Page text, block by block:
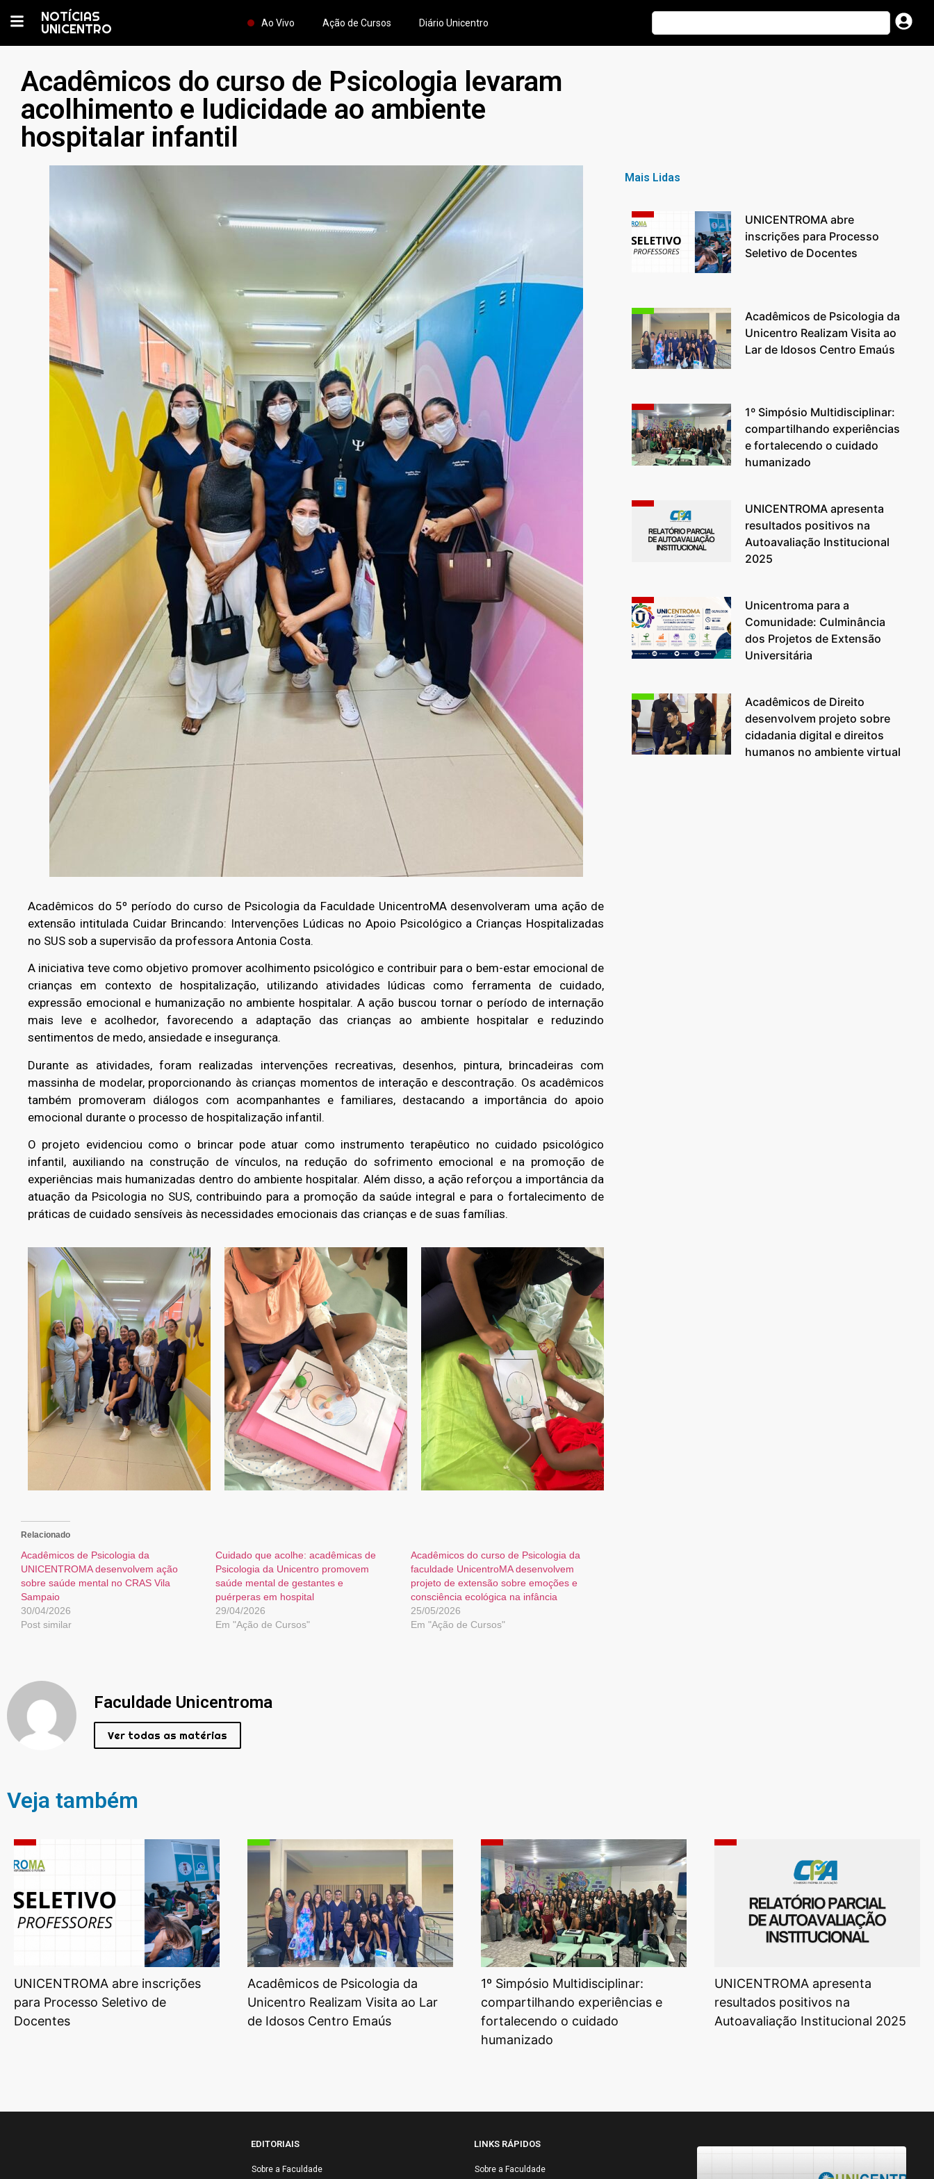
NOTÍCIAS
UNICENTRO Ao Vivo Ação de Cursos Diário Unicentro
Acadêmicos do curso de Psicologia levaram
acolhimento e ludicidade ao ambiente
hospitalar infantil
Acadêmicos do 5º período do curso de Psicologia da Faculdade UnicentroMA desenvolveram uma ação de
extensão intitulada Cuidar Brincando: Intervenções Lúdicas no Apoio Psicológico a Crianças Hospitalizadas
no SUS sob a supervisão da professora Antonia Costa.
A iniciativa teve como objetivo promover acolhimento psicológico e contribuir para o bem-estar emocional de
crianças em contexto de hospitalização, utilizando atividades lúdicas como ferramenta de cuidado,
expressão emocional e humanização no ambiente hospitalar. A ação buscou tornar o período de internação
mais leve e acolhedor, favorecendo a adaptação das crianças ao ambiente hospitalar e reduzindo
sentimentos de medo, ansiedade e insegurança.
Durante as atividades, foram realizadas intervenções recreativas, desenhos, pintura, brincadeiras com
massinha de modelar, proporcionando às crianças momentos de interação e descontração. Os acadêmicos
também promoveram diálogos com acompanhantes e familiares, destacando a importância do apoio
emocional durante o processo de hospitalização infantil.
O projeto evidenciou como o brincar pode atuar como instrumento terapêutico no cuidado psicológico
infantil, auxiliando na construção de vínculos, na redução do sofrimento emocional e na promoção de
experiências mais humanizadas dentro do ambiente hospitalar. Além disso, a ação reforçou a importância da
atuação da Psicologia no SUS, contribuindo para a promoção da saúde integral e para o fortalecimento de
práticas de cuidado sensíveis às necessidades emocionais das crianças e de suas famílias.
Relacionado
Acadêmicos de Psicologia da
UNICENTROMA desenvolvem ação
sobre saúde mental no CRAS Vila
Sampaio
30/04/2026
Post similar
Cuidado que acolhe: acadêmicas de
Psicologia da Unicentro promovem
saúde mental de gestantes e
puérperas em hospital
29/04/2026
Em "Ação de Cursos"
Acadêmicos do curso de Psicologia da
faculdade UnicentroMA desenvolvem
projeto de extensão sobre emoções e
consciência ecológica na infância
25/05/2026
Em "Ação de Cursos"
Mais Lidas
UNICENTROMA abre
inscrições para Processo
Seletivo de Docentes
Acadêmicos de Psicologia da
Unicentro Realizam Visita ao
Lar de Idosos Centro Emaús
1º Simpósio Multidisciplinar:
compartilhando experiências
e fortalecendo o cuidado
humanizado
UNICENTROMA apresenta
resultados positivos na
Autoavaliação Institucional
2025
Unicentroma para a
Comunidade: Culminância
dos Projetos de Extensão
Universitária
Acadêmicos de Direito
desenvolvem projeto sobre
cidadania digital e direitos
humanos no ambiente virtual
Faculdade Unicentroma
Ver todas as matérias
Veja também
UNICENTROMA abre inscrições
para Processo Seletivo de
Docentes
Acadêmicos de Psicologia da
Unicentro Realizam Visita ao Lar
de Idosos Centro Emaús
1º Simpósio Multidisciplinar:
compartilhando experiências e
fortalecendo o cuidado
humanizado
UNICENTROMA apresenta
resultados positivos na
Autoavaliação Institucional 2025
EDITORIAIS
Sobre a Faculdade
LINKS RÁPIDOS
Sobre a Faculdade